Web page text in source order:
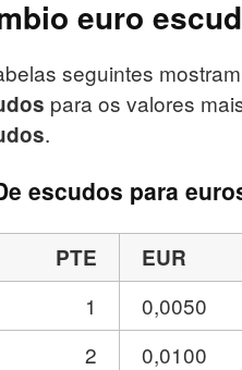
euro
seguintes
para os valores
.
escudos para
PTE
EUR
1
0,0050
2
0,0100